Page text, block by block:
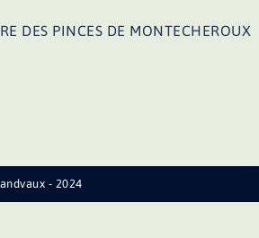
DES PINCES DE MONTECHEROUX
- 2024